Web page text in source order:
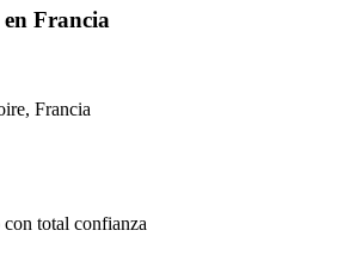
en Francia
Francia
total confianza